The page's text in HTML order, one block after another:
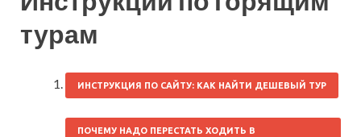
турам
ИНСТРУКЦИЯ ПО САЙТУ: КАК НАЙТИ ДЕШЕВЫЙ ТУР
ПОЧЕМУ НАДО ПЕРЕСТАТЬ ХОДИТЬ В